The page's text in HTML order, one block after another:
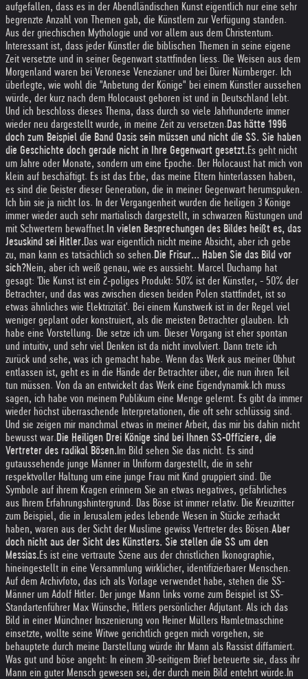
aufgefallen, dass es in der Abendländischen Kunst eigentlich nur eine sehr
begrenzte Anzahl von Themen gab, die Künstlern zur Verfügung standen.
Aus der griechischen Mythologie und vor allem aus dem Christentum.
Interessant ist, dass jeder Künstler die biblischen Themen in seine eigene
Zeit versetzte und in seiner Gegenwart stattfinden liess. Die Weisen aus dem
Morgenland waren bei Veronese Venezianer und bei Dürer Nürnberger. Ich
überlegte, wie wohl die "Anbetung der Könige" bei einem Künstler aussehen
würde, der kurz nach dem Holocaust geboren ist und in Deutschland lebt.
Und ich beschloss dieses Thema, dass durch so viele Jahrhunderte immer
wieder neu dargestellt wurde, in meine Zeit zu versetzen.Das hätte 1996
doch zum Beispiel die Band Oasis sein müssen und nicht die SS. Sie haben
die Geschichte doch gerade nicht in Ihre Gegenwart gesetzt.Es geht nicht
um Jahre oder Monate, sondern um eine Epoche. Der Holocaust hat mich von
klein auf beschäftigt. Es ist das Erbe, das meine Eltern hinterlassen haben,
es sind die Geister dieser Generation, die in meiner Gegenwart herumspuken.
Ich bin sie ja nicht los. In der Vergangenheit wurden die heiligen 3 Könige
immer wieder auch sehr martialisch dargestellt, in schwarzen Rüstungen und
mit Schwertern bewaffnet. In vielen Besprechungen des Bildes heißt es, das
Jesuskind sei Hitler. Das war eigentlich nicht meine Absicht, aber ich gebe
zu, man kann es tatsächlich so sehen.Die Frisur... Haben Sie das Bild vor
sich?Nein, aber ich weiß genau, wie es aussieht. Marcel Duchamp hat
gesagt: 'Die Kunst ist ein 2-poliges Produkt: 50% ist der Künstler, - 50% der
Betrachter, und das was zwischen diesen beiden Polen stattfindet, ist so
etwas ähnliches wie Elektrizität'. Bei einem Kunstwerk ist in der Regel viel
weniger geplant oder konstruiert, als die meisten Betrachter glauben. Ich
habe eine Vorstellung. Die setze ich um. Dieser Vorgang ist eher spontan
und intuitiv, und sehr viel Denken ist da nicht involviert. Dann trete ich
zurück und sehe, was ich gemacht habe. Wenn das Werk aus meiner Obhut
entlassen ist, geht es in die Hände der Betrachter über, die nun ihren Teil
tun müssen. Von da an entwickelt das Werk eine Eigendynamik. Ich muss
sagen, ich habe von meinem Publikum eine Menge gelernt. Es gibt da immer
wieder höchst überraschende Interpretationen, die oft sehr schlüssig sind.
Und sie zeigen mir manchmal etwas in meiner Arbeit, das mir bis dahin nicht
bewusst war.Die Heiligen Drei Könige sind bei Ihnen SS-Offiziere, die
Vertreter des radikal Bösen. Im Bild sehen Sie das nicht. Es sind
gutaussehende junge Männer in Uniform dargestellt, die in sehr
respektvoller Haltung um eine junge Frau mit Kind gruppiert sind. Die
Symbole auf ihrem Kragen erinnern Sie an etwas negatives, gefährliches
aus Ihrem Erfahrungshintergrund. Das Böse ist immer relativ. Die Kreuzritter
zum Beispiel, die in Jerusalem jedes lebende Wesen in Stücke zerhackt
haben, waren aus der Sicht der Muslime gewiss Vertreter des Bösen.Aber
doch nicht aus der Sicht des Künstlers. Sie stellen die SS um den
Messias.Es ist eine vertraute Szene aus der christlichen Ikonographie,
hineingestellt in eine Versammlung wirklicher, identifizierbarer Menschen.
Auf dem Archivfoto, das ich als Vorlage verwendet habe, stehen die SS-
Männer um Adolf Hitler. Der junge Mann links vorne zum Beispiel ist SS-
Standartenführer Max Wünsche, Hitlers persönlicher Adjutant. Als ich das
Bild in einer Münchner Inszenierung von Heiner Müllers Hamletmaschine
einsetzte, wollte seine Witwe gerichtlich gegen mich vorgehen, sie
behauptete durch meine Darstellung würde ihr Mann als Rassist diffamiert.
Was gut und böse angeht: In einem 30-seitigem Brief beteuerte sie, dass ihr
Mann ein guter Mensch gewesen sei, der durch mein Bild entehrt würde. In